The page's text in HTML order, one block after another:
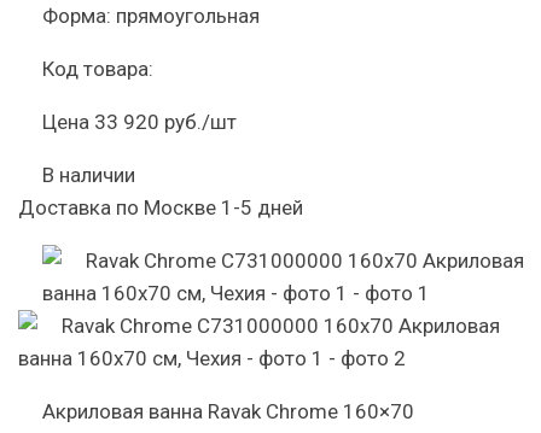
Форма: прямоугольная
Код товара:
Цена 33 920 руб./шт
В наличии
Доставка по Москве 1-5 дней
Акриловая ванна Ravak Chrome 160×70